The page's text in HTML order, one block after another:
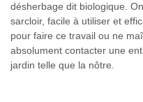
désherbage dit biologique.
sarcloir, facile à utiliser et
pour faire ce travail ou ne
absolument contacter une
jardin telle que la nôtre.